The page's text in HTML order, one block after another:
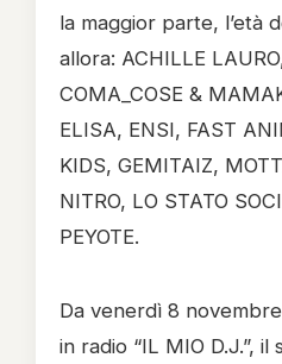
la maggior parte, l’età
allora: ACHILLE
COMA_COSE &
ELISA, ENSI, FAST
KIDS, GEMITAIZ,
NITRO, LO STATO
PEYOTE.
Da venerdì 8
in radio “IL MIO D.J.”,